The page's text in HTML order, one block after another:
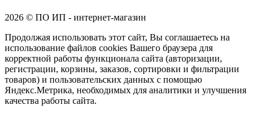
2026 © ПО ИП - интернет-магазин
Продолжая использовать этот сайт, Вы соглашаетесь на
использование файлов cookies Вашего браузера для
корректной работы функционала сайта (авторизации,
регистрации, корзины, заказов, сортировки и фильтрации
товаров) и пользовательских данных с помощью
Яндекс.Метрика, необходимых для аналитики и улучшения
качества работы сайта.